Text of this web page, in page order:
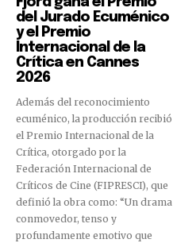
del Jurado Ecuménico
y el Premio
Internacional de la
Crítica en Cannes
2026
Además del reconocimiento
ecuménico, la producción recibió
el Premio Internacional de la
Crítica, otorgado por la
Federación Internacional de
Críticos de Cine (FIPRESCI), que
definió la obra como: “Un drama
conmovedor, tenso y
profundamente emotivo que